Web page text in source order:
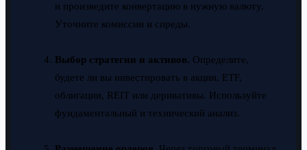
и произведите конвертацию в нужную валюту.
Уточните комиссии и спреды.
Выбор стратегии и активов. Определите,
будете ли вы инвестировать в акции, ETF,
облигации, REIT или деривативы. Используйте
фундаментальный и технический анализ.